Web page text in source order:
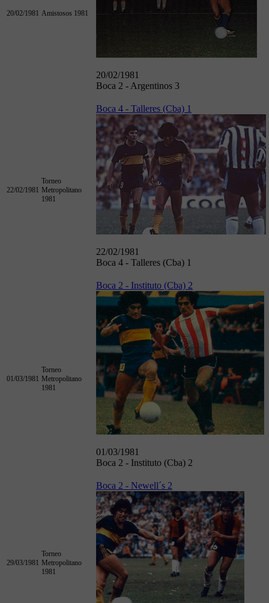
20/02/1981 Amistosos 1981
20/02/1981
Boca 2 - Argentinos 3
22/02/1981
Torneo
Metropolitano
1981
Boca 4 - Talleres (Cba) 1
22/02/1981
Boca 4 - Talleres (Cba) 1
01/03/1981
Torneo
Metropolitano
1981
Boca 2 - Instituto (Cba) 2
01/03/1981
Boca 2 - Instituto (Cba) 2
29/03/1981
Torneo
Metropolitano
1981
Boca 2 - Newell´s 2